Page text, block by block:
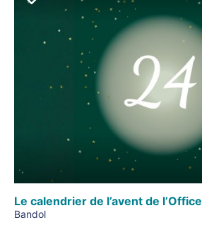
Le calendrier de l’avent de l’Office
Bandol